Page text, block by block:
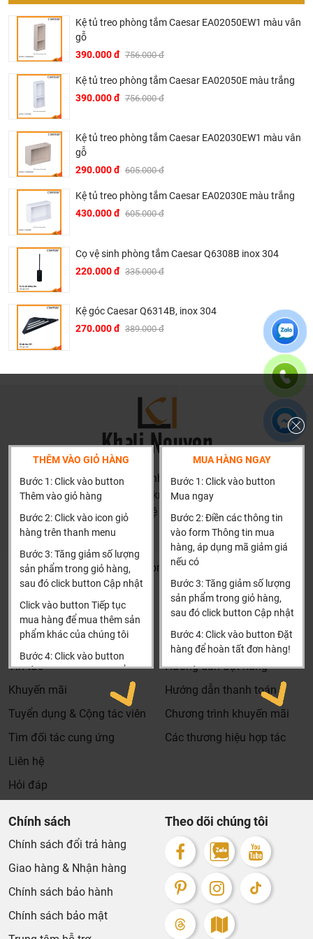
nguồn gốc, tình năng sản phẩm thậm trí cả rủi ro và phiền
phức có thể gặp phải của sản phẩm cũng được thành
thật đưa ra tư vấn.
Giá thành phù hợp: Giá sản phẩm của chúng tôi không
phải là rẻ nhất, chúng tôi có những dịch vụ được thiết kế
riêng cho ngành nghề này nó thực sự cần thiết và có giá
trị với khách hàng, điều đó giúp chúng tôi là đơn vị có giá
mà khách hàng nhận được. Bời vì Khali Nguyễn muốn
trở thành tri kỷ của ngôi nhà bạn.
Dịch vụ riêng của Khali Nguyễn dành cho khách hàng:
phẩm đúng và phù hợp cũng như đưa ra các lời
khuyên, chú ý, hoặc chỉ ra các vấn khổng ổn nếu có
hoàn toàn miễn phí.
Bảo trì sản phẩm lên tới 5 năm, tặng các phụ kiện hao
mòn và thay thế miễn phí.
Bảo trì kiểm tra sản phẩm trước khi hết hạn bảo hành
kể cả sản phẩm có lên đên 5 năm hay 10 năm bảo
hành miễn phí, Khali Nguyễn sẽ liên hệ để bảo trì và
kiểm tra khi đến hạn, khách hàng không phải ghi nhớ
hay lưu thông tin gì cả.
Khali Nguyễn - Tri kỷ của ngôi nhà bạn!
Kệ tủ treo phòng tắm Caesar EA02050EW1 màu vân
gỗ
390.000 đ 756.000 đ
Kệ tủ treo phòng tắm Caesar EA02050E màu trắng
390.000 đ 756.000 đ
Kệ tủ treo phòng tắm Caesar EA02030EW1 màu vân
gỗ
290.000 đ 605.000 đ
Kệ tủ treo phòng tắm Caesar EA02030E màu trắng
430.000 đ 605.000 đ
Cọ vệ sinh phòng tắm Caesar Q6308B inox 304
220.000 đ 335.000 đ
Kệ góc Caesar Q6314B, inox 304
270.000 đ 389.000 đ
THÊM VÀO GIỎ HÀNG
Bước 1: Click vào button
Thêm vào giỏ hàng
Bước 2: Click vào icon giỏ
hàng trên thanh menu
Bước 3: Tăng giảm số lượng
sản phẩm trong giỏ hàng,
sau đó click button Cập nhật
Click vào button Tiếp tục
mua hàng để mua thêm sản
phẩm khác của chúng tôi
Bước 4: Click vào button
Tiến hành thanh toán để
thanh toán đơn hàng của
Xin cảm ơn khách hàng!!!
MUA HÀNG NGAY
Bước 1: Click vào button
Mua ngay
Bước 2: Điền các thông tin
vào form Thông tin mua
hàng, áp dụng mã giảm giá
nếu có
Bước 3: Tăng giảm số lượng
sản phẩm trong giỏ hàng,
sau đó click button Cập nhật
Bước 4: Click vào button Đặt
hàng để hoàn tất đơn hàng!
Xin cảm ơn khách hàng!!!
HN: số 160 đường Văn Minh, Di Trạch, Hoài Đức, Hà Nội
(Cách đại học công nghiệp 1 km)
HCM và các tỉnh khác: Liên hệ hotline để được hướng dẫn
đặt hàng
Khalinguyen.vn@gmail.com
0904501766
Thông tin
Tìm đại lý & Hợp tác
Tin tức
Khuyến mãi
Tuyển dụng & Cộng tác viên
Tìm đối tác cung ứng
Liên hệ
Hỏi đáp
Thông tin thêm
Hướng dẫn mua hàng
Hướng dẫn đặt hàng
Hướng dẫn thanh toán
Chương trình khuyến mãi
Các thương hiệu hợp tác
Chính sách
Chính sách đổi trả hàng
Giao hàng & Nhận hàng
Chính sách bảo hành
Chính sách bảo mật
Theo dõi chúng tôi